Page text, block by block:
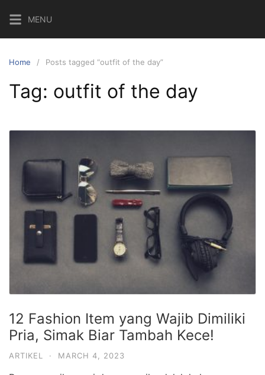
MENU
Home Posts tagged “outfit of the day”
Tag: outfit of the day
12 Fashion Item yang Wajib Dimiliki
Pria, Simak Biar Tambah Kece!
ARTIKEL · MARCH 4, 2023